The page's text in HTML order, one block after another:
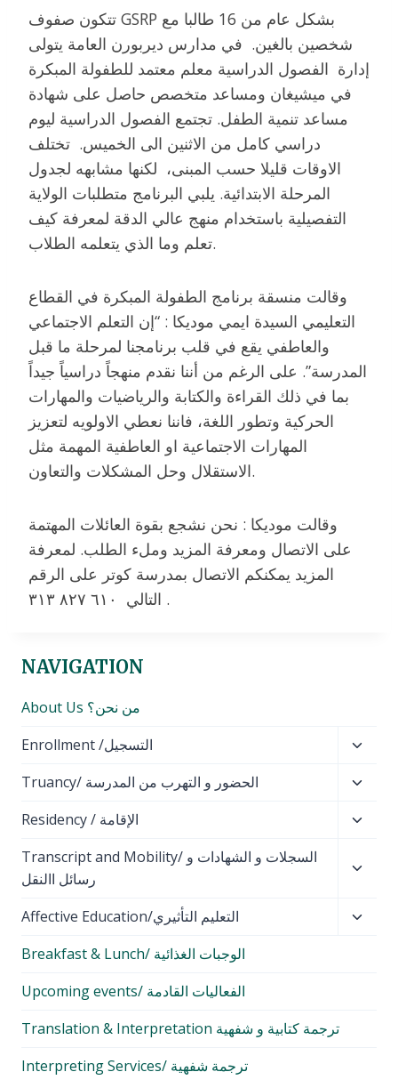
تتكون صفوف GSRP بشكل عام من 16 طالبا مع
شخصين بالغين. في مدارس ديربورن العامة يتولى
إدارة الفصول الدراسية معلم معتمد للطفولة المبكرة
في ميشيغان ومساعد متخصص حاصل على شهادة
مساعد تنمية الطفل. تجتمع الفصول الدراسية ليوم
دراسي كامل من الاثنين الى الخميس. تختلف
الاوقات قليلا حسب المبنى، لكنها مشابهه لجدول
المرحلة الابتدائية. يلبي البرنامج متطلبات الولاية
التفصيلية باستخدام منهج عالي الدقة لمعرفة كيف
تعلم وما الذي يتعلمه الطلاب.
وقالت منسقة برنامج الطفولة المبكرة في القطاع
التعليمي السيدة ايمي موديكا : “إن التعلم الاجتماعي
والعاطفي يقع في قلب برنامجنا لمرحلة ما قبل
المدرسة”. على الرغم من أننا نقدم منهجاً دراسياً جيداً
بما في ذلك القراءة والكتابة والرياضيات والمهارات
الحركية وتطور اللغة، فاننا نعطي الاولويه لتعزيز
المهارات الاجتماعية او العاطفية المهمة مثل
الاستقلال وحل المشكلات والتعاون.
وقالت موديكا : نحن نشجع بقوة العائلات المهتمة
على الاتصال ومعرفة المزيد وملء الطلب. لمعرفة
المزيد يمكنكم الاتصال بمدرسة كوتر على الرقم
التالي ٦١٠ ٨٢٧ ٣١٣ .
NAVIGATION
About Us من نحن؟
Enrollment /التسجيل
menu
Truancy/ الحضور و التهرب من المدرسة
menu
Residency / الإقامة
menu
Transcript and Mobility/ السجلات و الشهادات و
رسائل االنقل
child
Affective Education/التعليم التأثيري
Breakfast & Lunch/ الوجبات الغذائية
Upcoming events/ الفعاليات القادمة
Translation & Interpretation ترجمة كتابية و شفهية
Interpreting Services/ ترجمة شفهية